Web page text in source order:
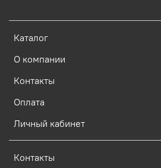
Каталог
О компании
Контакты
Оплата
Личный кабинет
Контакты